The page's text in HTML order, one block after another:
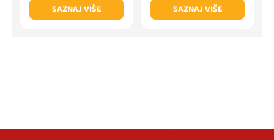
SAZNAJ VIŠE
SAZNAJ VIŠE